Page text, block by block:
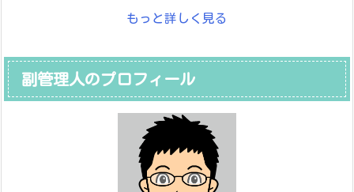
もっと詳しく見る
副管理人のプロフィール